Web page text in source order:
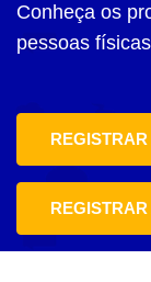
Conheça os
pessoas